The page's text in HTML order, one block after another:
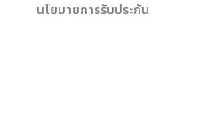
นโยบายการรับประกัน